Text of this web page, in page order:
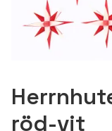
röd-vit